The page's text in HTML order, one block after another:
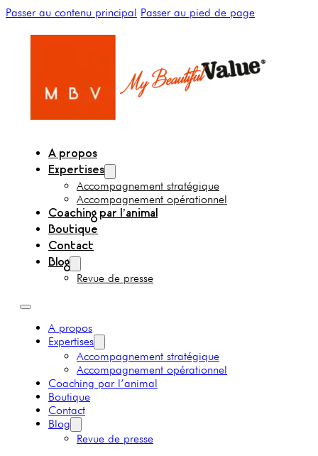
Passer au contenu principal Passer au pied de page
A propos
Expertises
Accompagnement stratégique
Accompagnement opérationnel
Coaching par l’animal
Boutique
Contact
Blog
Revue de presse
A propos
Expertises
Accompagnement stratégique
Accompagnement opérationnel
Coaching par l’animal
Boutique
Contact
Blog
Revue de presse